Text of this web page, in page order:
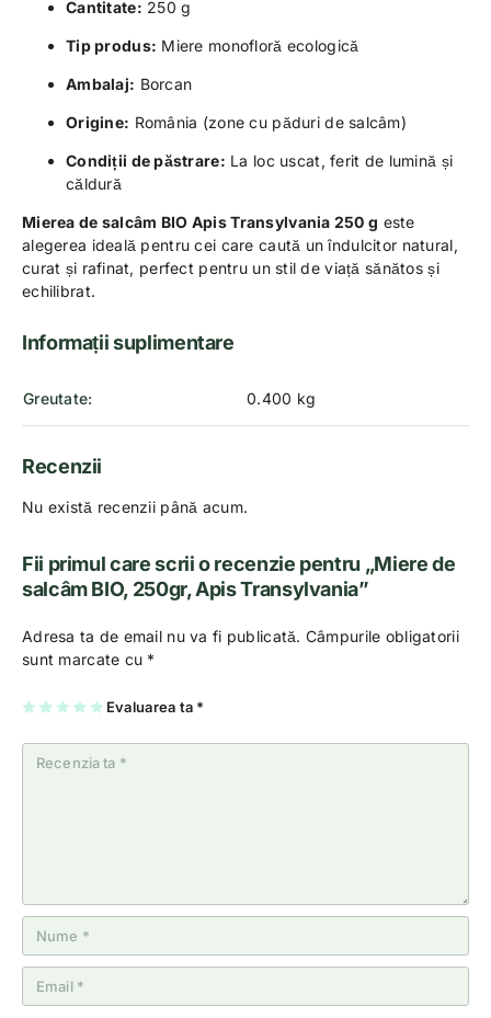
Cantitate: 250 g
Tip produs: Miere monofloră ecologică
Ambalaj: Borcan
Origine: România (zone cu păduri de salcâm)
Condiții de păstrare: La loc uscat, ferit de lumină și
căldură
Mierea de salcâm BIO Apis Transylvania 250 g este
alegerea ideală pentru cei care caută un îndulcitor natural,
curat și rafinat, perfect pentru un stil de viață sănătos și
echilibrat.
Informații suplimentare
Greutate 0.400 kg
Recenzii
Nu există recenzii până acum.
Fii primul care scrii o recenzie pentru „Miere de
salcâm BIO, 250gr, Apis Transylvania”
Adresa ta de email nu va fi publicată. Câmpurile obligatorii
sunt marcate cu *
Evaluarea ta *
U
n
2
5
st
el
3
5
st
el
4
5
st
el
5
5
st
el